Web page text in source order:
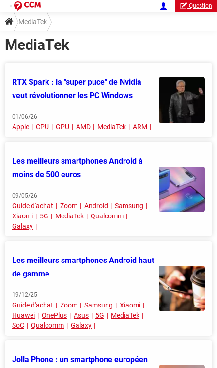
Question
MediaTek
MediaTek
RTX Spark : la "super puce" de Nvidia
veut révolutionner les PC Windows
01/06/26
Apple CPU GPU AMD MediaTek ARM
Les meilleurs smartphones Android à
moins de 500 euros
09/05/26
Guide d'achat Zoom Android
Samsung
Xiaomi
5G MediaTek
Qualcomm
Galaxy
Les meilleurs smartphones Android haut
de gamme
19/12/25
Guide d'achat Zoom Samsung
Xiaomi
Huawei
OnePlus Asus 5G
MediaTek
SoC
Qualcomm Galaxy
Jolla Phone : un smartphone européen